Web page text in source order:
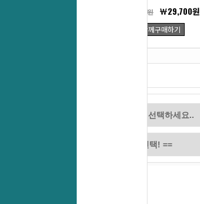
￦40,700원 ￦29,700원
함께구매하기